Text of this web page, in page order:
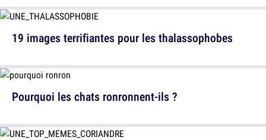
Pourquoi les chats ronronnent-ils ?
19 images terrifiantes pour les thalassophobes